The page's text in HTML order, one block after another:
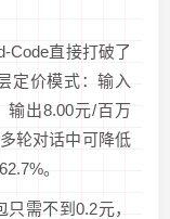
Code直接打破了
定价模式：输入
输出8.00元/百万
轮对话中可降低
。
需不到0.2元，